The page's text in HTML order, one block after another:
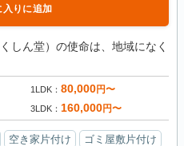
入りに追加
しん堂）の使命は、地域になく
1LDK 80,000円〜
3LDK 160,000円〜
空き家片付け
ゴミ屋敷片付け